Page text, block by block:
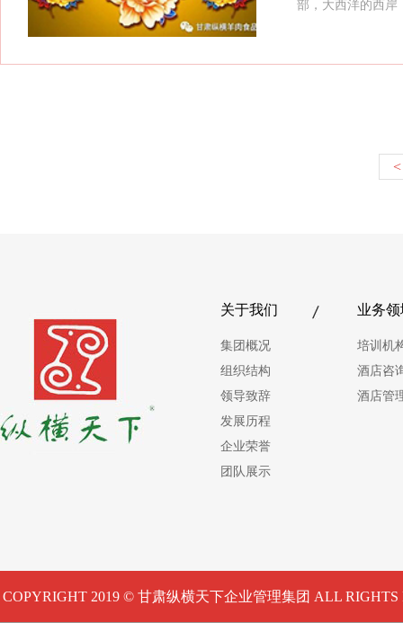
部，大西洋的西
<
关于我们
集团概况
组织结构
领导致辞
发展历程
企业荣誉
团队展示
业务
培训机
酒店咨
酒店管
COPYRIGHT 2019 © 甘肃纵横天下企业管理集团 ALL RIGHTS